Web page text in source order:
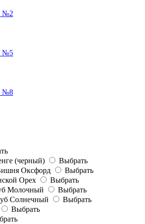
№2
№5
№8
(черный)
Выбрать
Оксфорд
Выбрать
Орех
Выбрать
Молочный
Выбрать
Солнечный
Выбрать
Выбрать